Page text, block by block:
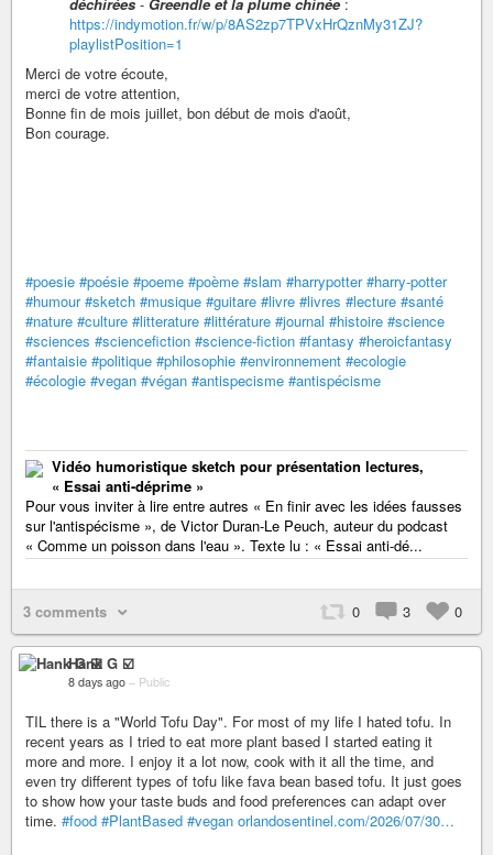
https://indymotion.fr/w/p/8AS2zp7TPVxHrQznMy31ZJ?
playlistPosition=1
Merci de votre écoute,
merci de votre attention,
Bonne fin de mois juillet, bon début de mois d'août,
Bon courage.
#poesie #poésie #poeme #poème #slam #harrypotter #harry-potter
#humour #sketch #musique #guitare #livre #livres #lecture #santé
#nature #culture #litterature #littérature #journal #histoire #science
#sciences #sciencefiction #science-fiction #fantasy #heroicfantasy
#fantaisie #politique #philosophie #environnement #ecologie
#écologie #vegan #végan #antispecisme #antispécisme
Vidéo humoristique sketch pour présentation lectures,
« Essai anti-déprime »
Pour vous inviter à lire entre autres « En finir avec les idées fausses
sur l'antispécisme », de Victor Duran-Le Peuch, auteur du podcast
« Comme un poisson dans l'eau ». Texte lu : « Essai anti-dé...
3 comments 0 3 0
Hank G ☑️
8 days ago – Public
TIL there is a "World Tofu Day". For most of my life I hated tofu. In
recent years as I tried to eat more plant based I started eating it
more and more. I enjoy it a lot now, cook with it all the time, and
even try different types of tofu like fava bean based tofu. It just goes
to show how your taste buds and food preferences can adapt over
time. #food #PlantBased #vegan orlandosentinel.com/2026/07/30…